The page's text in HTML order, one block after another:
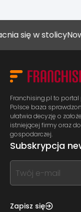
Nowa rola
Franchising.pl to portal
Polsce baza
ułatwia decyzję o
istniejącej firmy oraz
gospodarczej.
Subskrypcja
If
you
this,
Zapisz się